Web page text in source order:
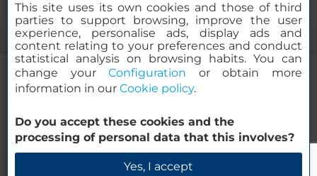
NH Collection Andorra Palomé
Beschikbaarheid controleren
© 2000-2026 MINOR HOTELS EUROPE & AMERICAS Santa Engracia
120. 28003 Madrid, Spanje
This site uses its own cookies and those of third
parties to support browsing, improve the user
experience, personalise ads, display ads and
content relating to your preferences and conduct
statistical analysis on browsing habits. You can
change yourConfiguration or obtain more
information in our Cookie policy.
Do you accept these cookies and the
processing of personal data that this involves?
Yes, I accept